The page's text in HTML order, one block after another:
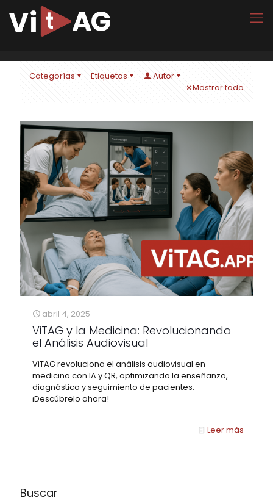
Categorías Etiquetas
Autor
Mostrar todo
abril 4, 2025
ViTAG y la Medicina: Revolucionando
el Análisis Audiovisual
ViTAG revoluciona el análisis audiovisual en
medicina con IA y QR, optimizando la enseñanza,
diagnóstico y seguimiento de pacientes.
¡Descúbrelo ahora!
Leer más
Buscar